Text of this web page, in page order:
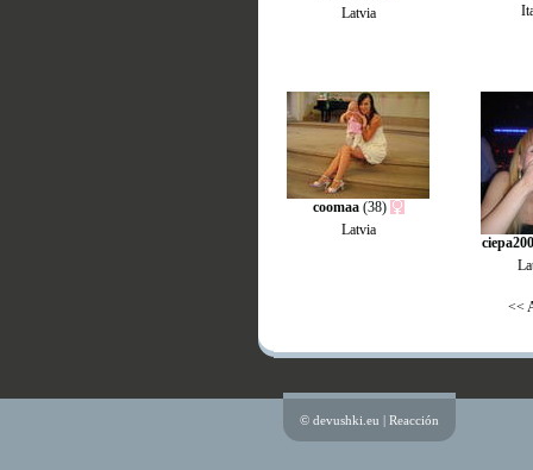
Latvia
coomaa(38)
Latvia
<<
© devushki.eu | Reacción